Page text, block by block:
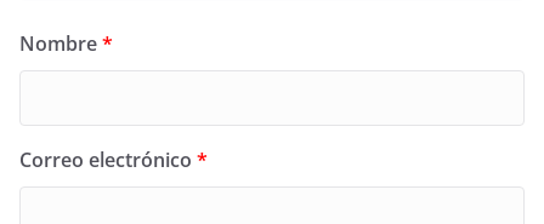
Nombre*
Correo electrónico *